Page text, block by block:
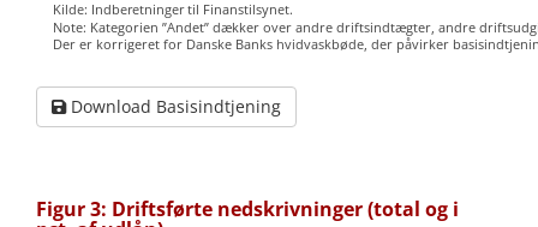
Kilde: Indberetninger til Finanstilsynet.
Note: Kategorien ”Andet” dækker over andre driftsindtægter, andre
Der er korrigeret for Danske Banks hvidvaskbøde, der påvirker
Download Basisindtjening
Figur 3: Driftsførte nedskrivninger (total og i